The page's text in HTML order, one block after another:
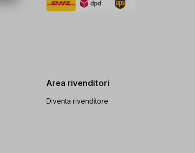
Area rivenditori
Diventa rivenditore